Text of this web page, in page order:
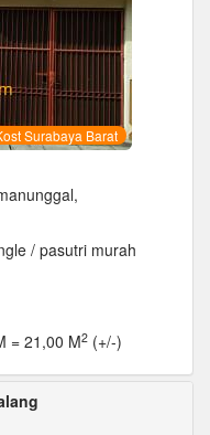
Surabaya Barat
/ pasutri murah
= 21,00 M2 (+/-)